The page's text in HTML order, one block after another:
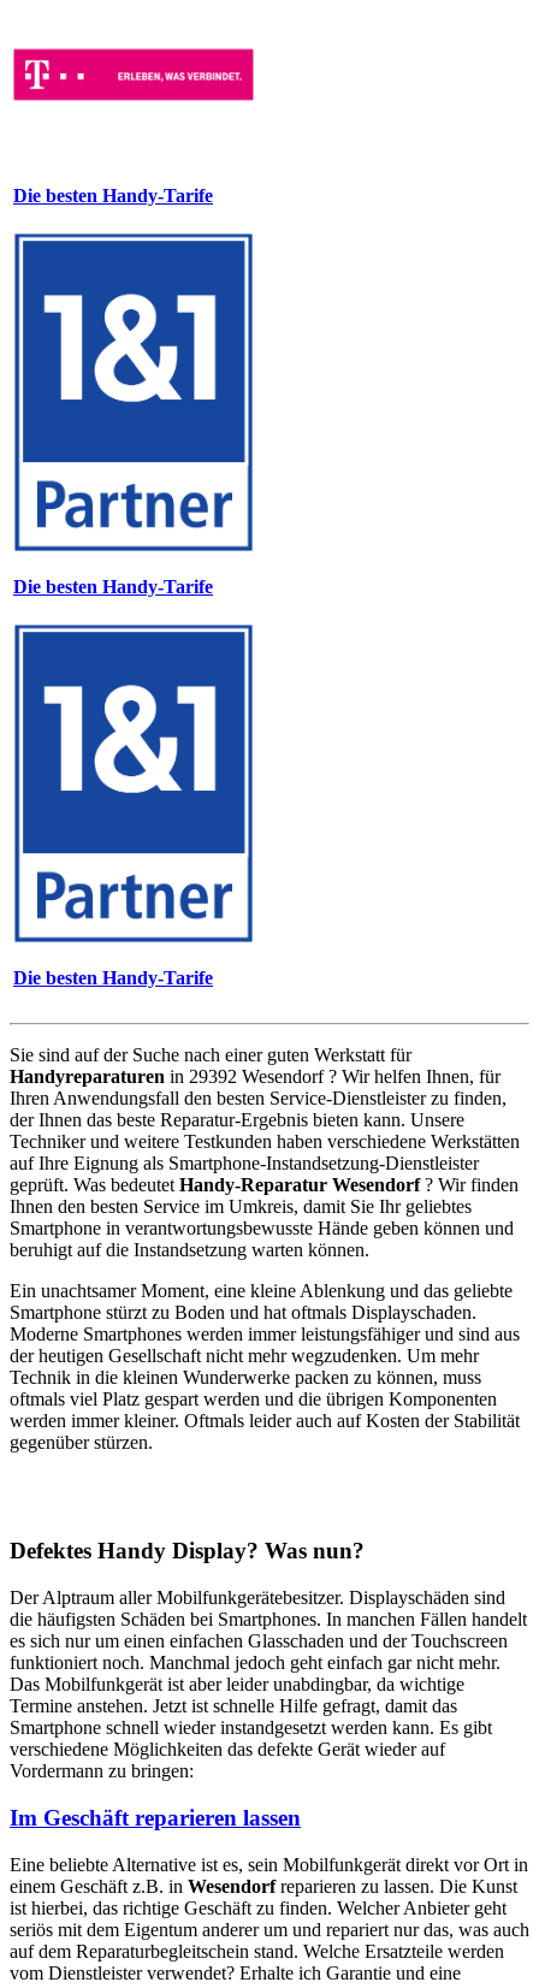
Die besten Handy-Tarife
Die besten Handy-Tarife
Die besten Handy-Tarife
Sie sind auf der Suche nach einer guten Werkstatt für
Handyreparaturen in 29392 Wesendorf ? Wir helfen Ihnen, für
Ihren Anwendungsfall den besten Service-Dienstleister zu finden,
der Ihnen das beste Reparatur-Ergebnis bieten kann. Unsere
Techniker und weitere Testkunden haben verschiedene Werkstätten
auf Ihre Eignung als Smartphone-Instandsetzung-Dienstleister
geprüft. Was bedeutet Handy-Reparatur Wesendorf? Wir finden
Ihnen den besten Service im Umkreis, damit Sie Ihr geliebtes
Smartphone in verantwortungsbewusste Hände geben können und
beruhigt auf die Instandsetzung warten können.
Ein unachtsamer Moment, eine kleine Ablenkung und das geliebte
Smartphone stürzt zu Boden und hat oftmals Displayschaden.
Moderne Smartphones werden immer leistungsfähiger und sind aus
der heutigen Gesellschaft nicht mehr wegzudenken. Um mehr
Technik in die kleinen Wunderwerke packen zu können, muss
oftmals viel Platz gespart werden und die übrigen Komponenten
werden immer kleiner. Oftmals leider auch auf Kosten der Stabilität
gegenüber stürzen.
Defektes Handy Display? Was nun?
Der Alptraum aller Mobilfunkgerätebesitzer. Displayschäden sind
die häufigsten Schäden bei Smartphones. In manchen Fällen handelt
es sich nur um einen einfachen Glasschaden und der Touchscreen
funktioniert noch. Manchmal jedoch geht einfach gar nicht mehr.
Das Mobilfunkgerät ist aber leider unabdingbar, da wichtige
Termine anstehen. Jetzt ist schnelle Hilfe gefragt, damit das
Smartphone schnell wieder instandgesetzt werden kann. Es gibt
verschiedene Möglichkeiten das defekte Gerät wieder auf
Vordermann zu bringen:
Im Geschäft reparieren lassen
Eine beliebte Alternative ist es, sein Mobilfunkgerät direkt vor Ort in
einem Geschäft z.B. in Wesendorfreparieren zu lassen. Die Kunst
ist hierbei, das richtige Geschäft zu finden. Welcher Anbieter geht
seriös mit dem Eigentum anderer um und repariert nur das, was auch
auf dem Reparaturbegleitschein stand. Welche Ersatzteile werden
vom Dienstleister verwendet? Erhalte ich Garantie und eine